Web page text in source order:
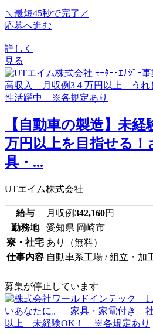
＼最短45秒で完了／
応募へ進む
詳しく
見る
【自動車の製造】未
万円以上を目指せる！
具・...
UTエイム株式会社
給与 月収例342,160円
勤務地
愛知県 岡崎市
寮・社宅 あり（無料）
仕事内容 自動車系工場 / 組立・加
募集が停止しています